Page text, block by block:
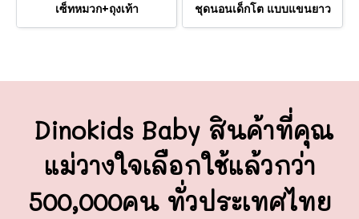
เซ็ทหมวก+ถุงเท้า ชุดนอนเด็กโต แบบแขนยาว
Dinokids Baby สินค้าที่คุณ
แม่วางใจเลือกใช้แล้วกว่า
500,000คน ทั่วประเทศไทย